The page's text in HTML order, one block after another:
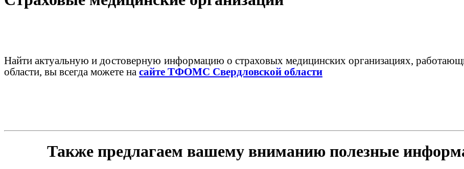
Найти актуальную и достоверную информацию о страховых медицинских организациях,
области, вы всегда можете на сайте ТФОМС Свердловской области
Также предлагаем вашему вниманию полезные